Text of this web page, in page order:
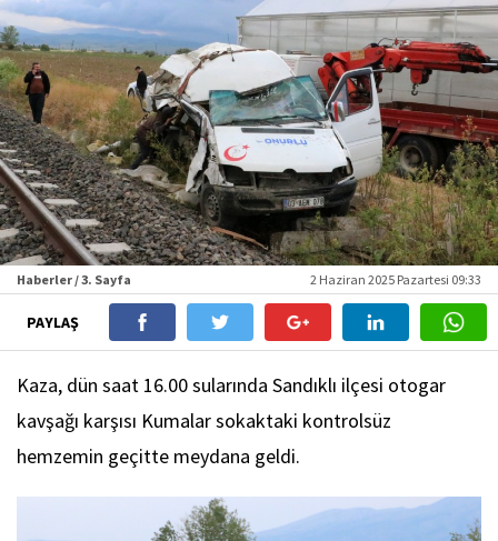
Haberler / 3. Sayfa 2 Haziran 2025 Pazartesi 09:33
PAYLAŞ
Kaza, dün saat 16.00 sularında Sandıklı ilçesi otogar
kavşağı karşısı Kumalar sokaktaki kontrolsüz
hemzemin geçitte meydana geldi.